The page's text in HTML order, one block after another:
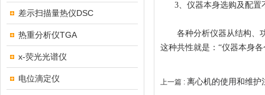
差示扫描量热仪DSC
热重分析仪TGA
x-荧光光谱仪
电位滴定仪
3、仪器本身选购及配置
各种分析仪器从结构、功
这种共性就是：“仪器本身
上一篇 : 离心机的使用和维护